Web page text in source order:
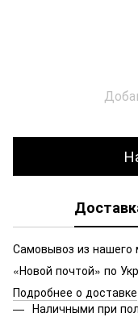
Самовывоз из нашего
«Новой почтой» по
Подробнее о доставке
Наличными при